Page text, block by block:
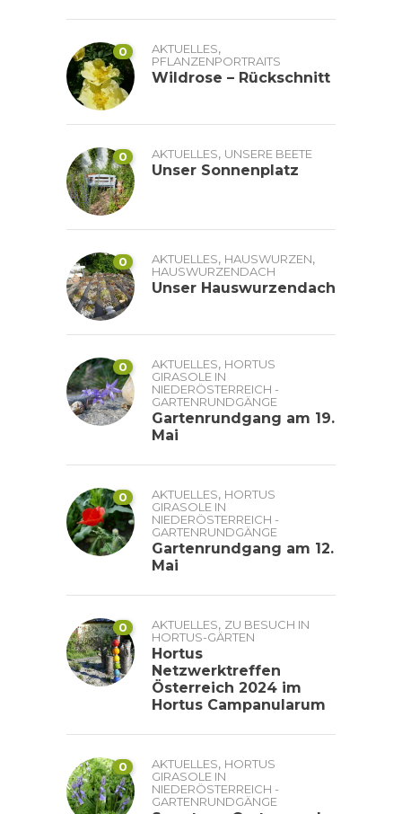
0 AKTUELLES,
PFLANZENPORTRAITS
Wildrose – Rückschnitt
0 AKTUELLES, UNSERE BEETE
Unser Sonnenplatz
0 AKTUELLES, HAUSWURZEN,
HAUSWURZENDACH
Unser Hauswurzendach
0 AKTUELLES, HORTUS
GIRASOLE IN
NIEDERÖSTERREICH -
GARTENRUNDGÄNGE
Gartenrundgang am 19.
Mai
0 AKTUELLES, HORTUS
GIRASOLE IN
NIEDERÖSTERREICH -
GARTENRUNDGÄNGE
Gartenrundgang am 12.
Mai
0 AKTUELLES, ZU BESUCH IN
HORTUS-GÄRTEN
Hortus
Netzwerktreffen
Österreich 2024 im
Hortus Campanularum
0 AKTUELLES, HORTUS
GIRASOLE IN
NIEDERÖSTERREICH -
GARTENRUNDGÄNGE